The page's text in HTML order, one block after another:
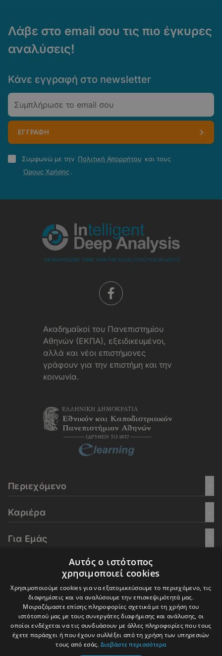
Λάβε στο email σου τις πιο έγκυρες
αναλύσεις!
Κάνε εγγραφή στο newsletter
Email
ΕΓΓΡΑΦΗ
Πολιτική
Απορρήτου
Συμφωνώ με την Πολιτική Απορρήτου και τους
Όρους Χρήσης.
Aκαδημαϊκοί του Πανεπιστημίου
Αθηνών (ΕΚΠΑ), εξειδικευμένοι,
αλλά και νέοι επιστήμονες
γράφουν για την επιστήμη και την
κοινωνία.
Περιεχόμενο
Καριέρα
Για Εμάς
E-Learning
© 2016-2026 In Deep Analysis - All rights reserved.
Αυτός ο ιστότοπος
χρησιμοποιεί cookies
Χρησιμοποιούμε cookies για να εξατομικεύσουμε το περιεχόμενο, τις
διαφημίσεις και να αναλύσουμε την επισκεψιμότητά μας.
Μοιραζόμαστε επίσης πληροφορίες σχετικά με τη χρήση του
ιστότοπού μας με τους συνεργάτες διαφήμισης και ανάλυσης, οι
οποίοι ενδέχεται να τις συνδυάσουν με άλλες πληροφορίες που τους
έχετε παράσχει ή που έχουν συλλέξει από τη χρήση των υπηρεσιών
τους από εσάς. Διαβάστε περισσότερα